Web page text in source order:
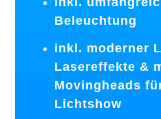
Beleuchtung
inkl. moderner
Lasereffekte &
Movingheads
Lichtshow